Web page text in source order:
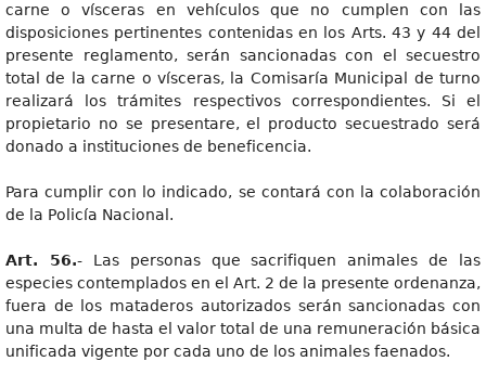
carne o vísceras en vehículos que no cumplen con las
disposiciones pertinentes contenidas en los Arts. 43 y 44 del
presente reglamento, serán sancionadas con el secuestro
total de la carne o vísceras, la Comisaría Municipal de turno
realizará los trámites respectivos correspondientes. Si el
propietario no se presentare, el producto secuestrado será
donado a instituciones de beneficencia.
Para cumplir con lo indicado, se contará con la colaboración
de la Policía Nacional.
Art. 56.- Las personas que sacrifiquen animales de las
especies contemplados en el Art. 2 de la presente ordenanza,
fuera de los mataderos autorizados serán sancionadas con
una multa de hasta el valor total de una remuneración básica
unificada vigente por cada uno de los animales faenados.